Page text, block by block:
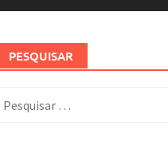
PESQUISAR
por: